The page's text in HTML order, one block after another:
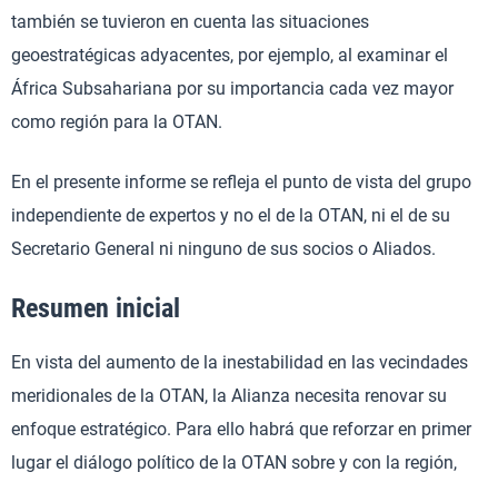
también se tuvieron en cuenta las situaciones
geoestratégicas adyacentes, por ejemplo, al examinar el
África Subsahariana por su importancia cada vez mayor
como región para la OTAN.
En el presente informe se refleja el punto de vista del grupo
independiente de expertos y no el de la OTAN, ni el de su
Secretario General ni ninguno de sus socios o Aliados.
Resumen inicial
En vista del aumento de la inestabilidad en las vecindades
meridionales de la OTAN, la Alianza necesita renovar su
enfoque estratégico. Para ello habrá que reforzar en primer
lugar el diálogo político de la OTAN sobre y con la región,